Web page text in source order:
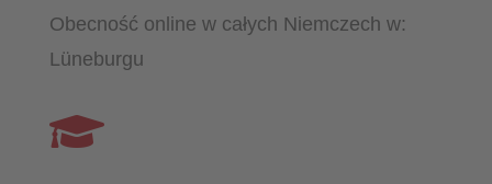
Obecność online w całych Niemczech w:
Lüneburgu
